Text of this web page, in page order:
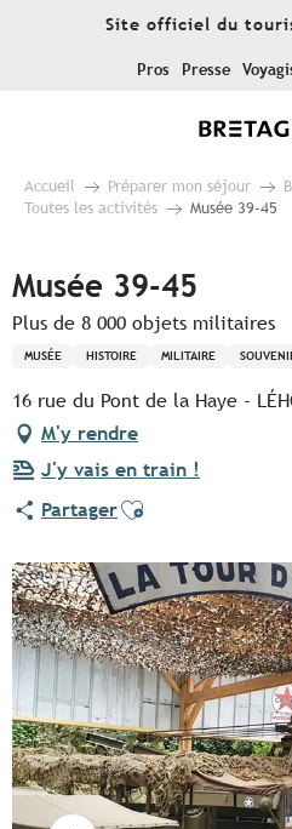
Site officiel du
Pros Presse
Accueil Préparer mon séjour
Toutes les activités
Musée 39-45
Musée 39-45
Plus de 8 000 objets militaires
MUSÉE HISTOIRE MILITAIRE
16 rue du Pont de la Haye -
M'y rendre
J'y vais en train !
PartagerAjouter aux favoris